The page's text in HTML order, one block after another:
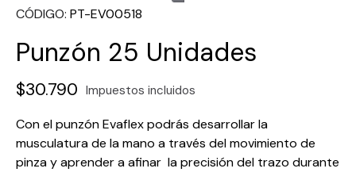
CÓDIGO PT-EV00518
Punzón 25 Unidades
$30.790 Impuestos incluidos
Con el punzón Evaflex podrás desarrollar la
musculatura de la mano a través del movimiento de
pinza y aprender a afinar la precisión del trazo durante